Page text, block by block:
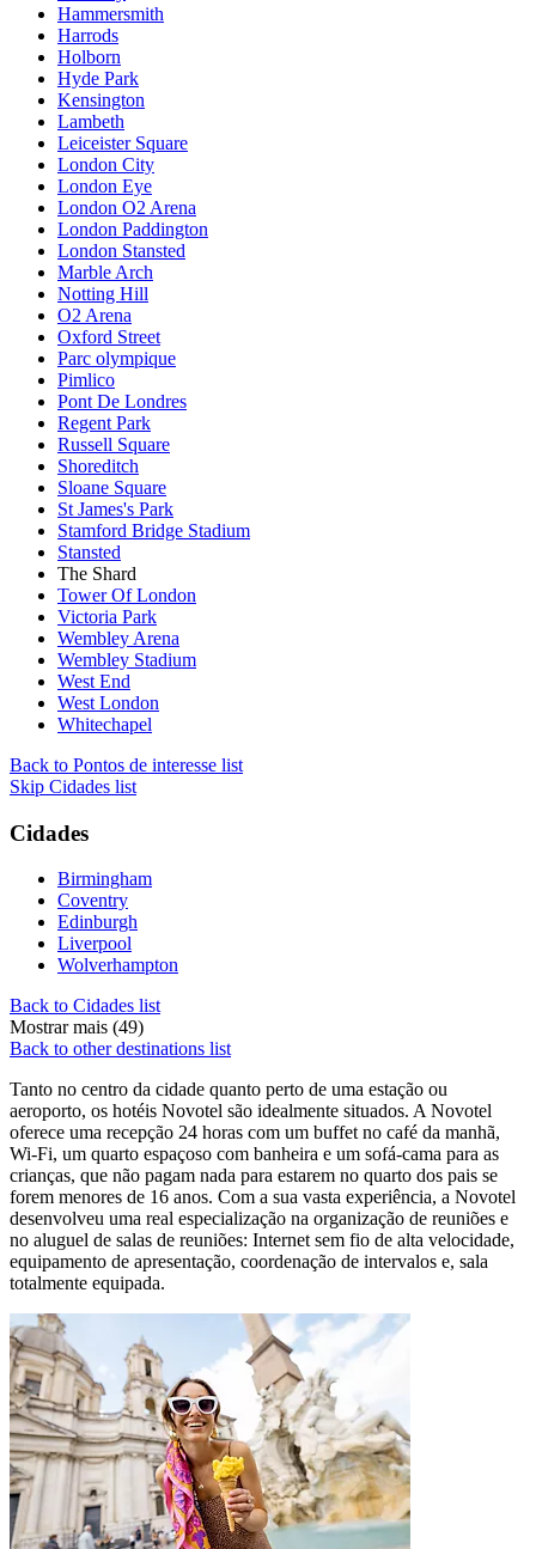
Hammersmith
Harrods
Holborn
Hyde Park
Kensington
Lambeth
Leiceister Square
London City
London Eye
London O2 Arena
London Paddington
London Stansted
Marble Arch
Notting Hill
O2 Arena
Oxford Street
Parc olympique
Pimlico
Pont De Londres
Regent Park
Russell Square
Shoreditch
Sloane Square
St James's Park
Stamford Bridge Stadium
Stansted
The Shard
Tower Of London
Victoria Park
Wembley Arena
Wembley Stadium
West End
West London
Whitechapel
Back to Pontos de interesse list
Skip Cidades list
Cidades
Birmingham
Coventry
Edinburgh
Liverpool
Wolverhampton
Back to Cidades list
Mostrar mais (49)
Back to other destinations list
Tanto no centro da cidade quanto perto de uma estação ou
aeroporto, os hotéis Novotel são idealmente situados. A Novotel
oferece uma recepção 24 horas com um buffet no café da manhã,
Wi-Fi, um quarto espaçoso com banheira e um sofá-cama para as
crianças, que não pagam nada para estarem no quarto dos pais se
forem menores de 16 anos. Com a sua vasta experiência, a Novotel
desenvolveu uma real especialização na organização de reuniões e
no aluguel de salas de reuniões: Internet sem fio de alta velocidade,
equipamento de apresentação, coordenação de intervalos e, sala
totalmente equipada.